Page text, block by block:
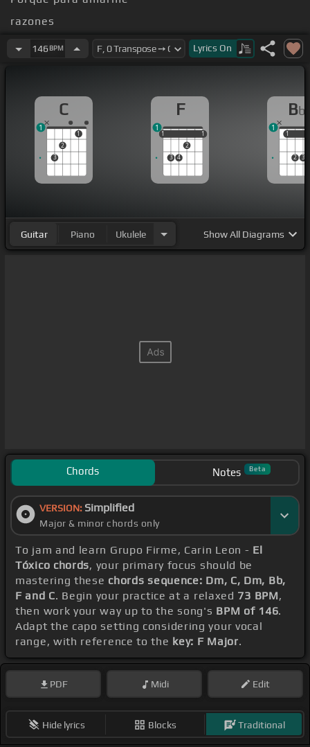
razones
doble146 BPM Lyrics On
C
3
2
1
1
F
1
3 4
2
1
1 1
1
Bb
1
2 3
1
1
Guitar Piano Ukulele ShowAll Diagrams
Chords Notes Beta
VERSION: Simplified
Major & minor chords only
To jam and learn Grupo Firme, Carin Leon - El
Tóxico chords, your primary focus should be
mastering these chords sequence: Dm, C, Dm, Bb,
F and C. Begin your practice at a relaxed 73 BPM,
then work your way up to the song's BPM of 146.
Adapt the capo setting considering your vocal
range, with reference to the key: F Major.
PDF Midi Edit
Hide lyrics Blocks Traditional